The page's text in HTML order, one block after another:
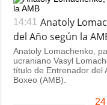
14:41
Anatoly
del Año según la
Anatoly Lomachenko,
ucraniano Vasyl
título de Entrenador del
Boxeo (AMB).